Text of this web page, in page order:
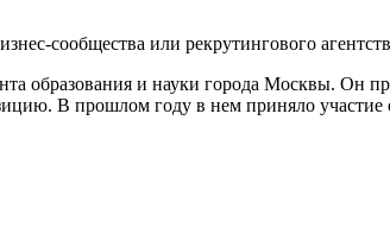
сообщества или рекрутингового
образования и науки города Москвы. Он
В прошлом году в нем приняло